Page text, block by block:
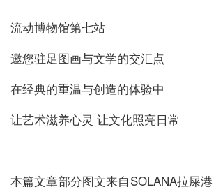
流动博物馆第七站
邀您驻足图画与文学的交汇点
在经典的重温与创造的体验中
让艺术滋养心灵 让文化照亮日常
本篇文章部分图文来自SOLANA拉屎港